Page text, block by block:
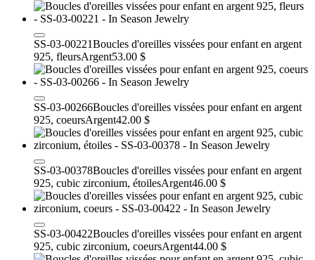
SS-03-00221Boucles d'oreilles vissées pour enfant en argent
925, fleursArgent53.00 $
SS-03-00266Boucles d'oreilles vissées pour enfant en argent
925, coeursArgent42.00 $
SS-03-00378Boucles d'oreilles vissées pour enfant en argent
925, cubic zirconium, étoilesArgent46.00 $
SS-03-00422Boucles d'oreilles vissées pour enfant en argent
925, cubic zirconium, coeursArgent44.00 $